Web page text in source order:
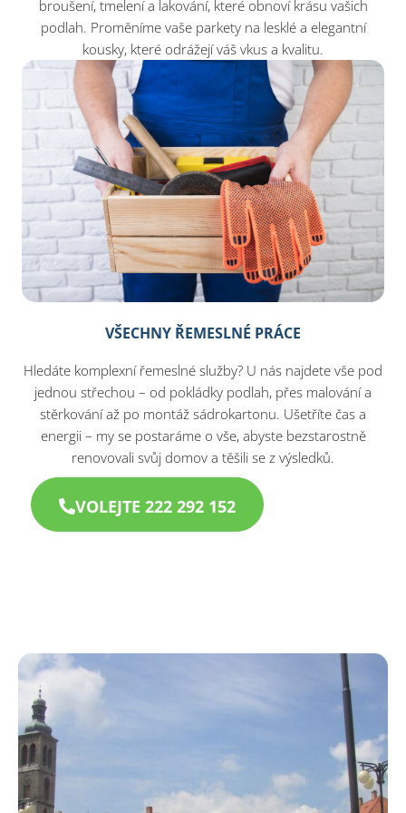
broušení, tmelení a lakování, které obnoví krásu vašich
podlah. Proměníme vaše parkety na lesklé a elegantní
kousky, které odrážejí váš vkus a kvalitu.
VŠECHNY ŘEMESLNÉ PRÁCE
Hledáte komplexní řemeslné služby? U nás najdete vše pod
jednou střechou – od pokládky podlah, přes malování a
stěrkování až po montáž sádrokartonu. Ušetříte čas a
energii – my se postaráme o vše, abyste bezstarostně
renovovali svůj domov a těšili se z výsledků.
VOLEJTE 222 292 152